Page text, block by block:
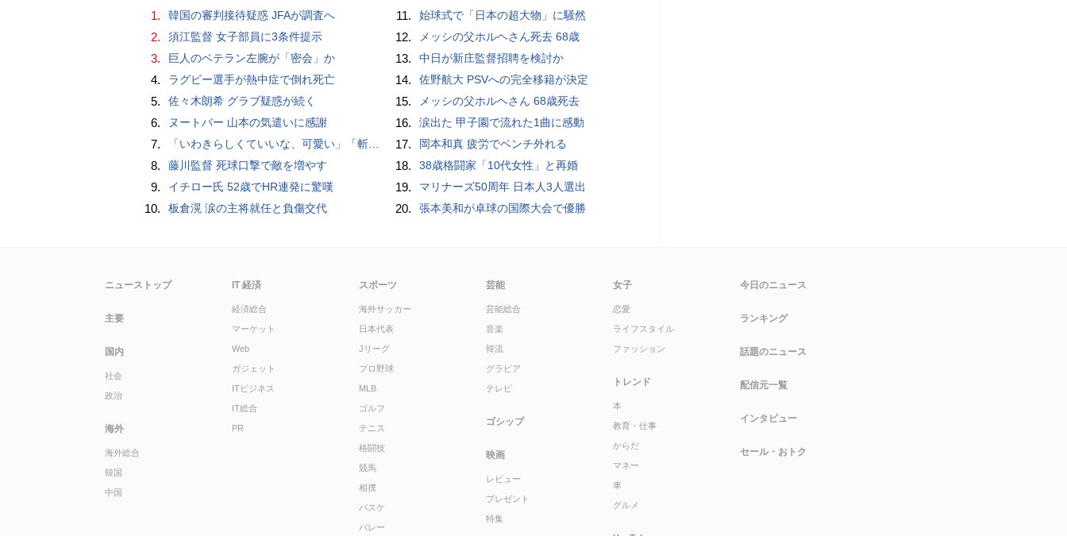
1. 韓国の審判接待疑惑 JFAが調査へ
2. 須江監督 女子部員に3条件提示
3. 巨人のベテラン左腕が「密会」か
4. ラグビー選手が熱中症で倒れ死亡
5. 佐々木朗希 グラブ疑惑が続く
6. ヌートバー 山本の気遣いに感謝
7. 「いわきらしくていいな、可愛い」「斬新」初出場初勝利の東日本国際大昌平、アルプス彩ったフラダンス部の応援に反響 部員は感無量「夢を見ているよう」
8. 藤川監督 死球口撃で敵を増やす
9. イチロー氏 52歳でHR連発に驚嘆
10. 板倉滉 涙の主将就任と負傷交代
11. 始球式で「日本の超大物」に騒然
12. メッシの父ホルヘさん死去 68歳
13. 中日が新庄監督招聘を検討か
14. 佐野航大 PSVへの完全移籍が決定
15. メッシの父ホルヘさん 68歳死去
16. 涙出た 甲子園で流れた1曲に感動
17. 岡本和真 疲労でベンチ外れる
18. 38歳格闘家「10代女性」と再婚
19. マリナーズ50周年 日本人3人選出
20. 張本美和が卓球の国際大会で優勝
ニューストップ
主要
国内
社会
政治
海外
海外総合
韓国
中国
IT 経済
経済総合
マーケット
Web
ガジェット
ITビジネス
IT総合
PR
スポーツ
海外サッカー
日本代表
Jリーグ
プロ野球
MLB
ゴルフ
テニス
格闘技
競馬
相撲
バスケ
バレー
芸能
芸能総合
音楽
韓流
グラビア
テレビ
ゴシップ
映画
レビュー
プレゼント
特集
女子
恋愛
ライフスタイル
ファッション
トレンド
本
教育・仕事
からだ
マネー
車
グルメ
今日のニュース
ランキング
話題のニュース
配信元一覧
インタビュー
セール・おトク